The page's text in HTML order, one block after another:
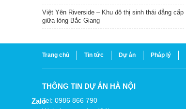
Việt Yên Riverside – Khu đô thị sinh thái đẳng cấp
giữa lòng Bắc Giang
Trang chủ Tin tức Dự án Pháp lý
THÔNG TIN DỰ ÁN HÀ NỘI
Tel: 0986 866 790
Zalo